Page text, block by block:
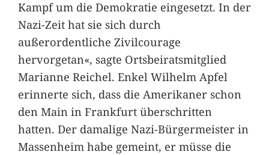
Kampf um die Demokratie eingesetzt. In der
Nazi-Zeit hat sie sich durch
außerordentliche Zivilcourage
hervorgetan«, sagte Ortsbeiratsmitglied
Marianne Reichel. Enkel Wilhelm Apfel
erinnerte sich, dass die Amerikaner schon
den Main in Frankfurt überschritten
hatten. Der damalige Nazi-Bürgermeister in
Massenheim habe gemeint, er müsse die